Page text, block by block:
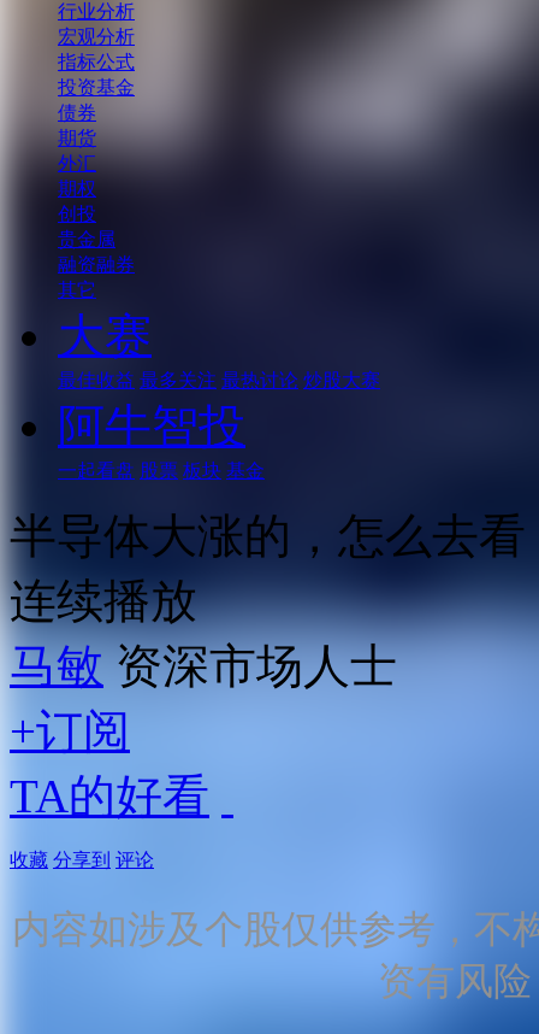
行业分析
宏观分析
指标公式
投资基金
债券
期货
外汇
期权
创投
贵金属
融资融券
其它
大赛
最佳收益 最多关注 最热讨论 炒股大赛
阿牛智投
一起看盘 股票 板块 基金
半导体大涨的，怎么去
连续播放
马敏 资深市场人士
+订阅
TA的好看
收藏 分享到 评论
内容如涉及个股仅供参考，不
资有风